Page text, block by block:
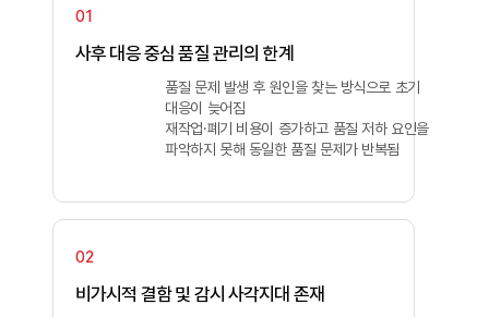
사후 대응 중심 품질 관리의 한계
품질 문제 발생 후 원인을 찾는 방식으로 초기
대응이 늦어짐
재작업·폐기 비용이 증가하고 품질 저하 요인을
파악하지 못해 동일한 품질 문제가 반복됨
비가시적 결함 및 감시 사각지대 존재